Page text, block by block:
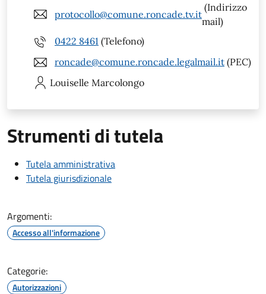
protocollo@comune.roncade.tv.it
(Indirizzo
mail)
0422 8461 (Telefono)
roncade@comune.roncade.legalmail.it (PEC)
Louiselle Marcolongo
Strumenti di tutela
Tutela amministrativa
Tutela giurisdizionale
Argomenti:
Accesso all'informazione
Categorie:
Autorizzazioni